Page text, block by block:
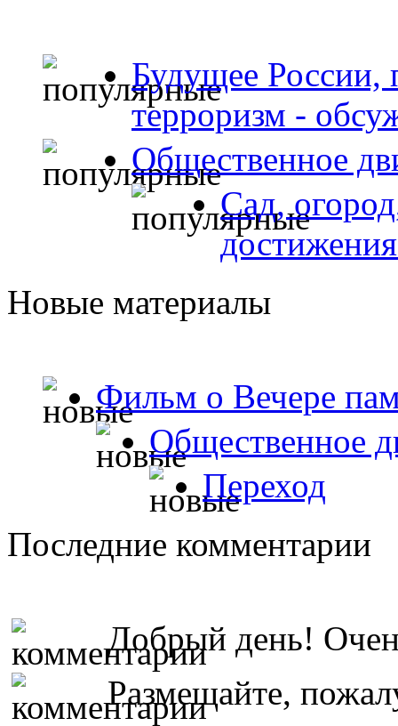
Будущее России,
терроризм -
Общественное
Сад,
Новые материалы
Фильм о Вечере
Общественное
Переход
Последние комментарии
Добрый день!
Размещайте,